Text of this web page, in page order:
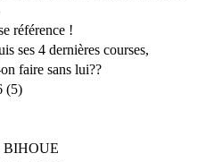
référence !
ses 4 dernières courses,
faire sans lui??
(5)
BIHOUE